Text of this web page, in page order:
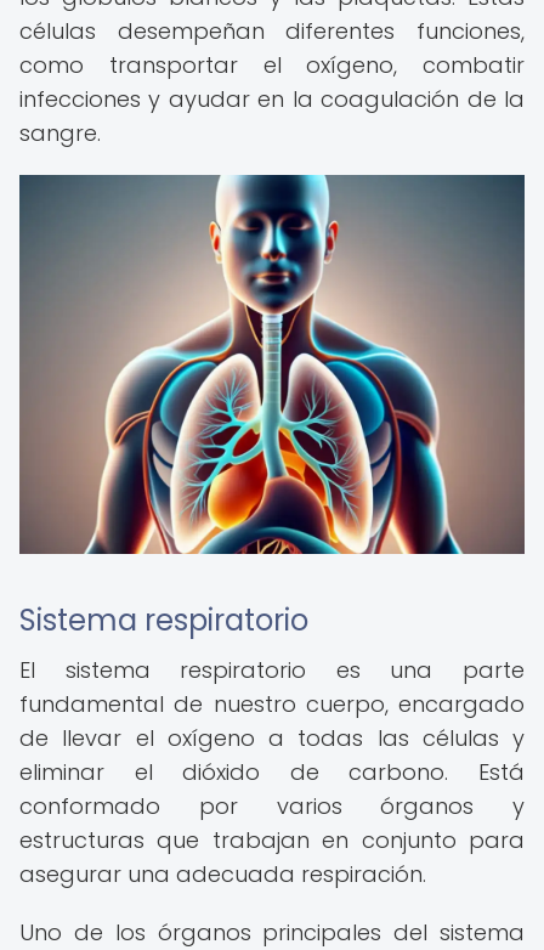
células desempeñan diferentes funciones,
como transportar el oxígeno, combatir
infecciones y ayudar en la coagulación de la
sangre.
Sistema respiratorio
El sistema respiratorio es una parte
fundamental de nuestro cuerpo, encargado
de llevar el oxígeno a todas las células y
eliminar el dióxido de carbono. Está
conformado por varios órganos y
estructuras que trabajan en conjunto para
asegurar una adecuada respiración.
Uno de los órganos principales del sistema